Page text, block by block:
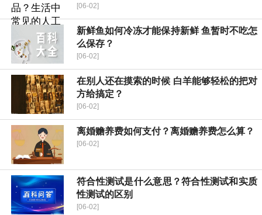
[06-02]
新鲜鱼如何冷冻才能保持新鲜 鱼暂时不吃怎
么保存？
[06-02]
在别人还在摸索的时候 白羊能够轻松的把对
方给搞定？
[06-02]
离婚赡养费如何支付？离婚赡养费怎么算？
[06-02]
符合性测试是什么意思？符合性测试和实质
性测试的区别
[06-02]